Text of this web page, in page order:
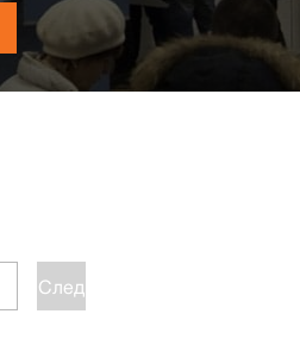
След.